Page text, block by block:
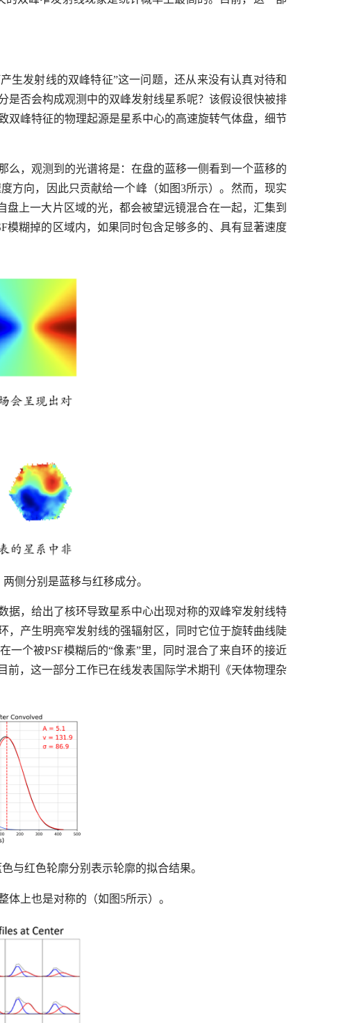
生发射线的双峰特征”这一问题，还从来没有认真对待和
是否会构成观测中的双峰发射线星系呢？该假设很快被排
双峰特征的物理起源是星系中心的高速旋转气体盘，细节
，观测到的光谱将是：在盘的蓝移一侧看到一个蓝移的
方向，因此只贡献给一个峰（如图3所示）。然而，现实
上一大片区域的光，都会被望远镜混合在一起，汇集到
模糊掉的区域内，如果同时包含足够多的、具有显著速度
侧分别是蓝移与红移成分。
据，给出了核环导致星系中心出现对称的双峰窄发射线特
，产生明亮窄发射线的强辐射区，同时它位于旋转曲线陡
一个被PSF模糊后的“像素”里，同时混合了来自环的接近
前，这一部分工作已在线发表国际学术期刊《天体物理杂
与红色轮廓分别表示轮廓的拟合结果。
上也是对称的（如图5所示）。